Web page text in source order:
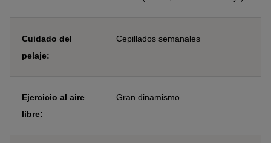
Cuidado del
pelaje:
Cepillados semanales
Ejercicio al aire
libre:
Gran dinamismo